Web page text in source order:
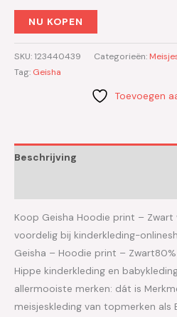
NU KOPEN
SKU:123440439 Categorieën:
Tag: Geisha
Toevoegen
Beschrijving
Koop Geisha Hoodie print – Zwart
voordelig bij kinderkleding-
Geisha – Hoodie print –
Hippe kinderkleding en
allermooiste merken: dát is
meisjeskleding van topmerken als